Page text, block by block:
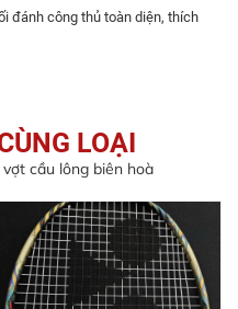
đánh công thủ toàn diện, thích
LOẠI
cầu lông biên hoà